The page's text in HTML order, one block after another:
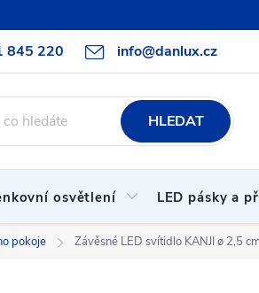
845 220 info@danlux.cz
O nás B2B spolupráce
HLEDAT
osvětlení LED pásky a
pokoje Závěsné LED svítidlo KANJI ø 2,5